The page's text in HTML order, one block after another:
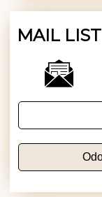
MAIL LIST